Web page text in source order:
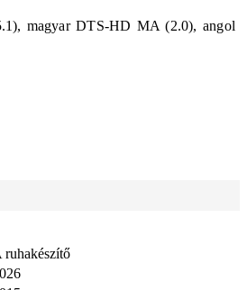
magyar DTS-HD MA (2.0), angol
ruhakészítő